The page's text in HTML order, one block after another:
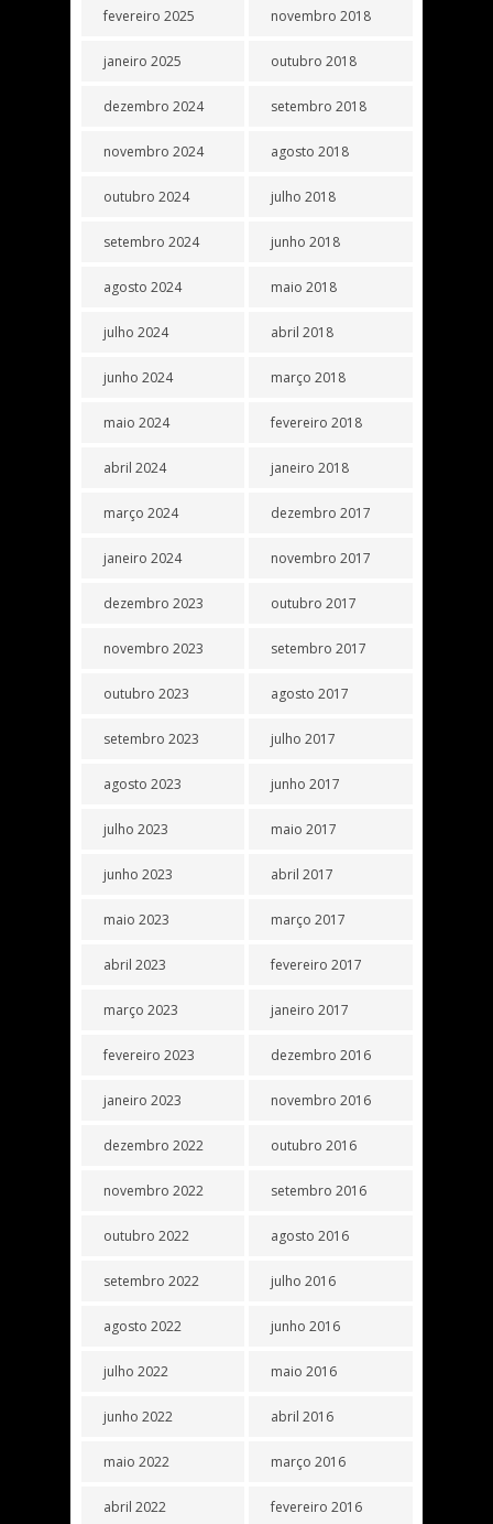
fevereiro 2025
janeiro 2025
dezembro 2024
novembro 2024
outubro 2024
setembro 2024
agosto 2024
julho 2024
junho 2024
maio 2024
abril 2024
março 2024
janeiro 2024
dezembro 2023
novembro 2023
outubro 2023
setembro 2023
agosto 2023
julho 2023
junho 2023
maio 2023
abril 2023
março 2023
fevereiro 2023
janeiro 2023
dezembro 2022
novembro 2022
outubro 2022
setembro 2022
agosto 2022
julho 2022
junho 2022
maio 2022
abril 2022
novembro 2018
outubro 2018
setembro 2018
agosto 2018
julho 2018
junho 2018
maio 2018
abril 2018
março 2018
fevereiro 2018
janeiro 2018
dezembro 2017
novembro 2017
outubro 2017
setembro 2017
agosto 2017
julho 2017
junho 2017
maio 2017
abril 2017
março 2017
fevereiro 2017
janeiro 2017
dezembro 2016
novembro 2016
outubro 2016
setembro 2016
agosto 2016
julho 2016
junho 2016
maio 2016
abril 2016
março 2016
fevereiro 2016